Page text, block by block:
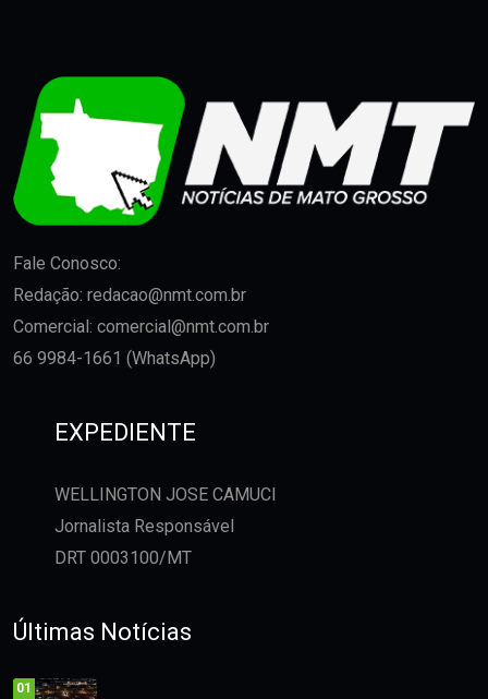
Fale Conosco:
Redação: redacao@nmt.com.br
Comercial: comercial@nmt.com.br
66 9984-1661 (WhatsApp)
EXPEDIENTE
WELLINGTON JOSE CAMUCI
Jornalista Responsável
DRT 0003100/MT
Últimas Notícias
01